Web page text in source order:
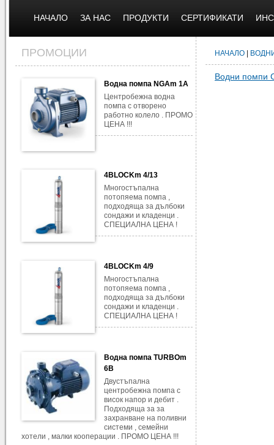
НАЧАЛО ЗА НАС ПРОДУКТИ СЕРТИФИКАТИ
ПРОМОЦИИ
Водна помпа NGAm 1A
Центробежна водна
помпа с отворено
работно колело . ПРОМО
ЦЕНА !!!
4BLOCKm 4/13
Многостъпална
потопяема помпа ,
подходяща за дълбоки
сондажи и кладенци .
СПЕЦИАЛНА ЦЕНА !
4BLOCKm 4/9
Многостъпална
потопяема помпа ,
подходяща за дълбоки
сондажи и кладенци .
СПЕЦИАЛНА ЦЕНА !
Водна помпа TURBOm
6B
Двустъпална
центробежна помпа с
висок напор и дебит .
Подходяща за за
захранване на поливни
системи , семейни
хотели , малки кооперации . ПРОМО ЦЕНА !!!
НАЧАЛО
Водни помпи